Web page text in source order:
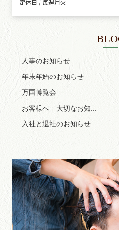
定休日 / 毎週月火
人事のお知らせ
年末年始のお知らせ
万国博覧会
お客様へ 大切なお知...
入社と退社のお知らせ